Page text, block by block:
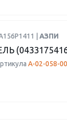
| АЗПИ
А-02-058-